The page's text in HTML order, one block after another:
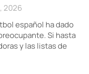
2026
español ha dado
Si hasta
y las listas de